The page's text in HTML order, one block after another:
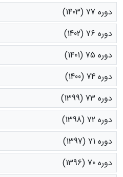
دوره 77 (1403)
دوره 76 (1402)
دوره 75 (1401)
دوره 74 (1400)
دوره 73 (1399)
دوره 72 (1398)
دوره 71 (1397)
دوره 70 (1396)